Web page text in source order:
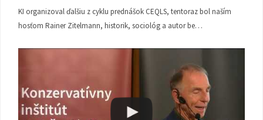
KI organizoval ďalšiu z cyklu prednášok CEQLS, tentoraz bol naším
hosťom Rainer Zitelmann, historik, sociológ a autor be…